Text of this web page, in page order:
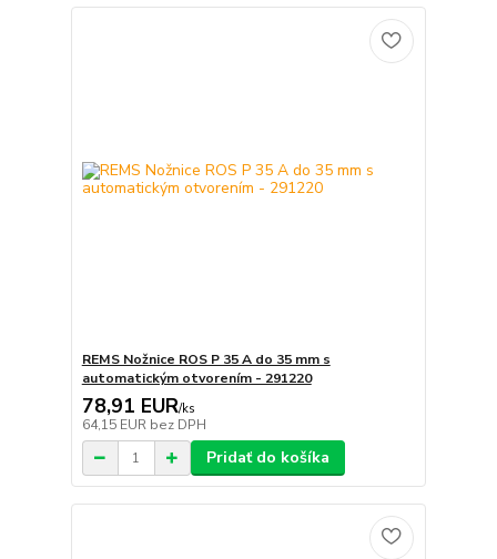
REMS Nožnice ROS P 35 A do 35 mm s
automatickým otvorením - 291220
78,91 EUR/ks
64,15 EUR bez DPH
Pridať do košíka